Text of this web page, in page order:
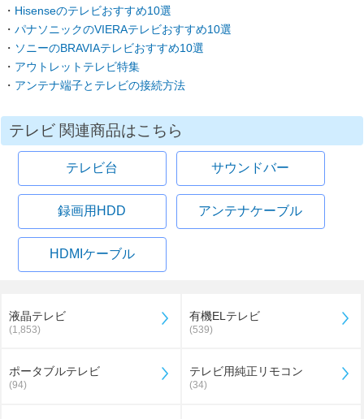
Hisenseのテレビおすすめ10選
パナソニックのVIERAテレビおすすめ10選
ソニーのBRAVIAテレビおすすめ10選
アウトレットテレビ特集
アンテナ端子とテレビの接続方法
テレビ 関連商品はこちら
テレビ台 サウンドバー
録画用HDD アンテナケーブル
HDMIケーブル
液晶テレビ
(1,853)
有機ELテレビ
(539)
ポータブルテレビ
(94)
テレビ用純正リモコン
(34)